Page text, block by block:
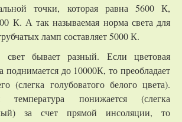
точки, которая равна 5600 К,
К. А так называемая норма света для
ламп составляет 5000 К.
бывает разный. Если цветовая
поднимается до 10000К, то преобладает
(слегка голубоватого белого цвета).
температура понижается (слегка
за счет прямой инсоляции, то